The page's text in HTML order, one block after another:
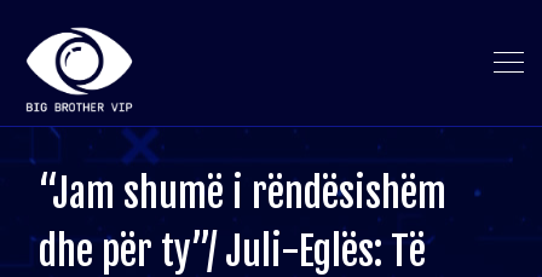
“Jam shumë i rëndësishëm
dhe për ty”/ Juli-Eglës: Të